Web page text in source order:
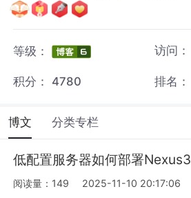
等级： 访问：
积分： 4780 排名：
博文 分类专栏
低配置服务器如何部署Nexus3
阅读量：149 2025-11-10 20:17:06